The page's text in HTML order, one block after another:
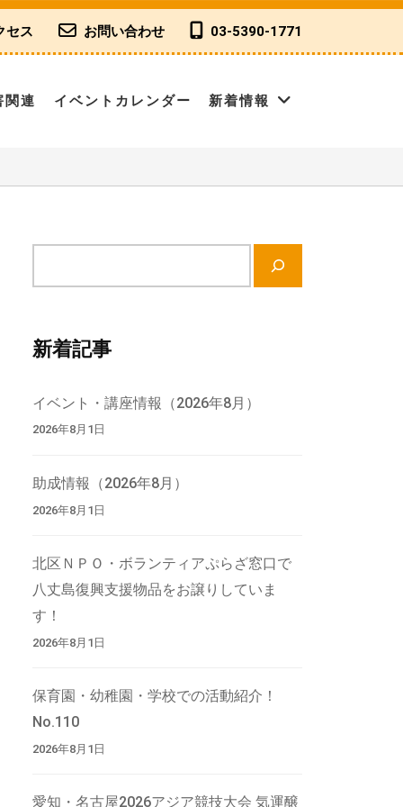
セス お問い合わせ 03-5390-1771
関連 イベントカレンダー 新着情報
イ
内
検
新着記事
イベント・講座情報（2026年8月）
2026年8月1日
助成情報（2026年8月）
2026年8月1日
北区ＮＰＯ・ボランティアぷらざ窓口で
八丈島復興支援物品をお譲りしていま
す！
2026年8月1日
保育園・幼稚園・学校での活動紹介！
No.110
2026年8月1日
愛知・名古屋2026アジア競技大会 気運醸